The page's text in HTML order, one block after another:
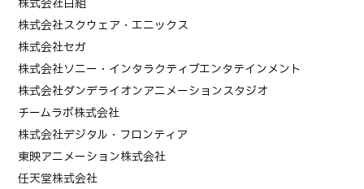
株式会社白組
株式会社スクウェア・エニックス
株式会社セガ
株式会社ソニー・インタラクティブエンタテインメント
株式会社ダンデライオンアニメーションスタジオ
チームラボ株式会社
株式会社デジタル・フロンティア
東映アニメーション株式会社
任天堂株式会社